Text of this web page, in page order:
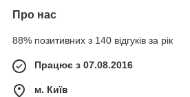
Про нас
88% позитивних з 140 відгуків за рік
Працює з 07.08.2016
м. Київ